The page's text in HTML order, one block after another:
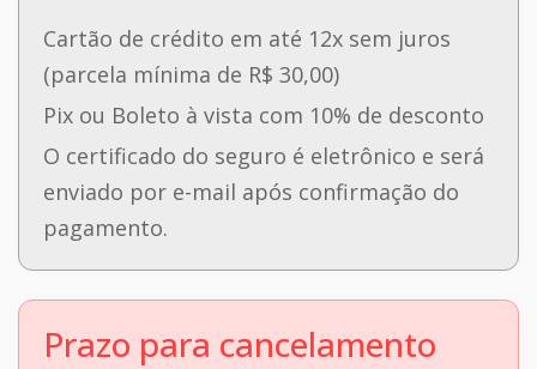
Cartão de crédito em até 12x sem juros
(parcela mínima de R$ 30,00)
Pix ou Boleto à vista com 10% de desconto
O certificado do seguro é eletrônico e será
enviado por e-mail após confirmação do
pagamento.
Prazo para cancelamento